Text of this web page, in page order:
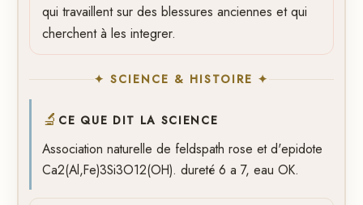
qui travaillent sur des blessures anciennes et qui
cherchent à les integrer.
✦ SCIENCE & HISTOIRE ✦
🔬 CE QUE DIT LA SCIENCE
Association naturelle de feldspath rose et d'epidote
Ca2(Al,Fe)3Si3O12(OH). dureté 6 a 7, eau OK.